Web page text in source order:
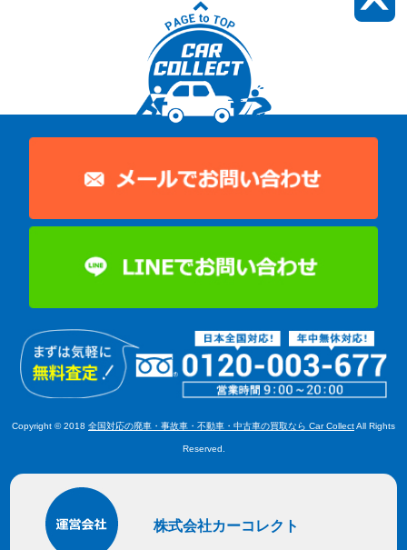
Copyright © 2018 全国対応の廃車・事故車・不動車・中古車の買取なら Car CollectAll Rights
Reserved.
株式会社カーコレクト